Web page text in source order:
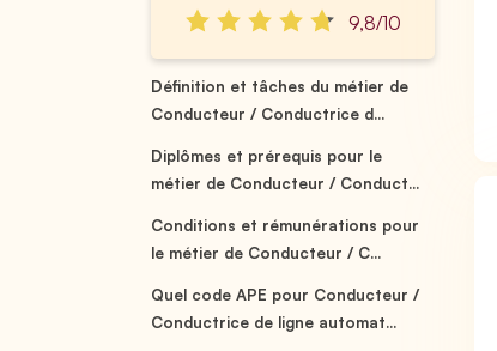
9,8/10
Définition et tâches du métier de
Conducteur / Conductrice d...
Diplômes et prérequis pour le
métier de Conducteur / Conduct...
Conditions et rémunérations pour
le métier de Conducteur / C...
Quel code APE pour Conducteur /
Conductrice de ligne automat...